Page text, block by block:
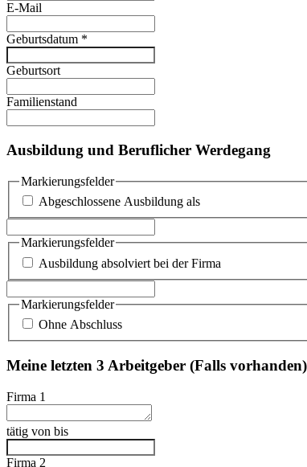
E-Mail
Geburtsdatum *
Geburtsort
Familienstand
Ausbildung und Beruflicher Werdegang
Markierungsfelder
Abgeschlossene Ausbildung als
Markierungsfelder
Ausbildung absolviert bei der Firma
Markierungsfelder
Ohne Abschluss
Meine letzten 3 Arbeitgeber (Falls vorhanden)
Firma 1
tätig von bis
Firma 2